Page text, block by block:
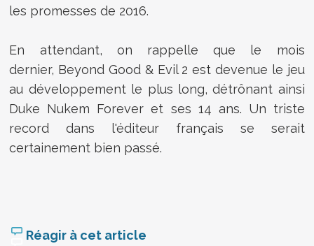
les promesses de 2016.
En attendant, on rappelle que le mois
dernier, Beyond Good & Evil 2 est devenue le jeu
au développement le plus long, détrônant ainsi
Duke Nukem Forever et ses 14 ans. Un triste
record dans l'éditeur français se serait
certainement bien passé.
Réagir à cet article